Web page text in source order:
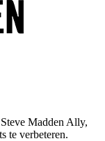
Madden Ally,
te verbeteren.